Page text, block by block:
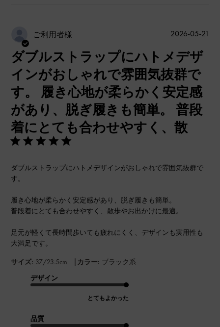
ご利用者様
ダブルストラップにハトメデザ
インがおしゃれで雰囲気抜群で
す。 履き心地が柔らかく安定感
があり、脱ぎ履きも簡単。 普段
着にとても合わせやすく、散
ダブルストラップにハトメデザインがおしゃれで雰囲気抜群で
す。
履き心地が柔らかく安定感があり、脱ぎ履きも簡単。
普段着にとても合わせやすく、散歩やお出かけに最適。
足元が軽くて長時間歩いても疲れにくく、デザインも実用性も
大満足です。
サイズ: 37/23.5cm | カラー: ブラック系
デザイン
とてもよかった
品質
2026-05-21